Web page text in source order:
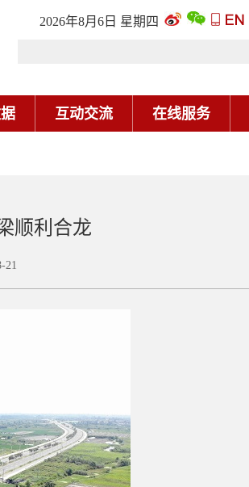
2026年8月6日 星期四
互动交流 在线服务
顺利合龙
21